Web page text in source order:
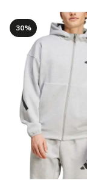
30%